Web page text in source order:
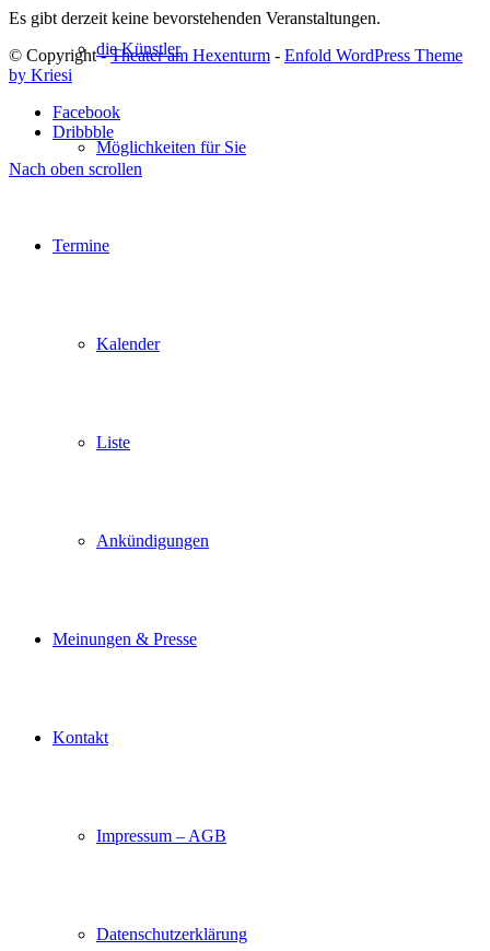
die Künstler
Möglichkeiten für Sie
Termine
Kalender
Liste
Ankündigungen
Meinungen & Presse
Kontakt
Impressum – AGB
Datenschutzerklärung
Es gibt derzeit keine bevorstehenden Veranstaltungen.
© Copyright -Theater am Hexenturm - Enfold WordPress Theme
by Kriesi
Facebook
Dribbble
Nach oben scrollen